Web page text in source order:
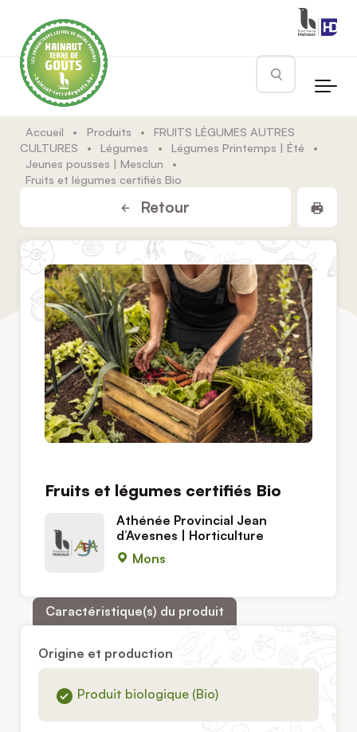
Rechercher
Accueil • Produits •
FRUITS LÉGUMES AUTRES
CULTURES
• Légumes • Légumes Printemps | Été
•
Jeunes pousses | Mesclun
•
Fruits et légumes certifiés Bio
Retour
Fruits et légumes certifiés Bio
Athénée Provincial Jean
d’Avesnes | Horticulture
Mons
Caractéristique(s) du produit
Origine et production
Produit biologique (Bio)